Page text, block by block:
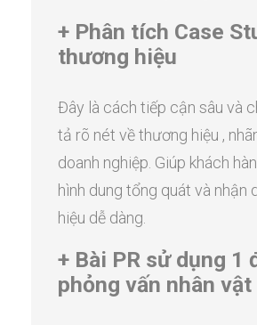
+ Phân tích Case
thương hiệu
Đây là cách tiếp cận sâu và
tả rõ nét về thương hiệu ,
doanh nghiệp. Giúp khách
hình dung tổng quát và nhận
hiệu dễ dàng.
+ Bài PR sử dụng 1
phỏng vấn nhân vật